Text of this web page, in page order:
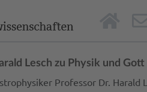
Lesch zu Physik und Gott
Professor Dr. Harald